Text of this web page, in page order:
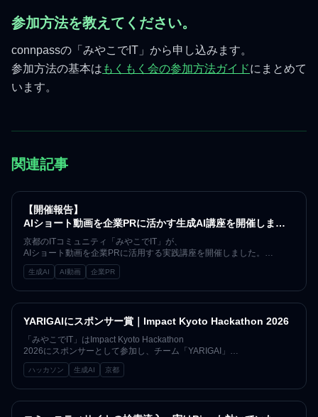
参加方法を教えてください。
connpassの「みやこでIT」から申し込みます。
参加方法の基本は もくもく会の参加方法ガイドにまとめて
います。
関連記事
【開催報告】
AIショート動画を企業PRに活かす生成AI講座を開催しまし
た
京都のITコミュニティ「みやこでIT」が、
AIショート動画を企業PRに活用する実践講座を開催しました。
約20名が参加し、題材選び、プロンプト設計、生成結果の改善、
編集、企業紹介PVの制作工程を学びました。
生成AI AI動画 企業PR
YARIGAIにスポンサー賞｜Impact Kyoto Hackathon 2026
「みやこでIT」はImpact Kyoto Hackathon
2026にスポンサーとして参加し、チーム「YARIGAI」
にスポンサー賞を贈呈しました。生成AI時代における「やりがい」
と人間の価値を守るプロジェクトに共感し、1年間「みやこでIT」
ハッカソン 生成AI 京都